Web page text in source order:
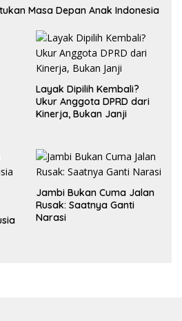
Masa Depan Anak Indonesia
Layak Dipilih Kembali?
Ukur Anggota DPRD dari
Kinerja, Bukan Janji
Jambi Bukan Cuma Jalan
Rusak: Saatnya Ganti
Narasi